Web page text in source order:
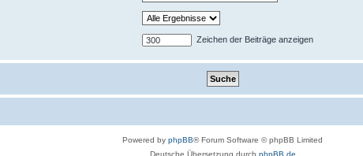
Zeichen der Beiträge anzeigen
Powered by phpBB® Forum Software © phpBB Limited
Deutsche Übersetzung durch phpBB.de